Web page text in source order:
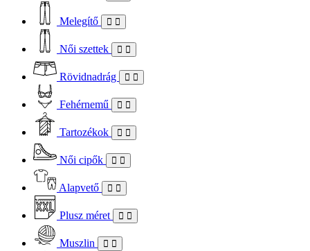
Melegítő
Női szettek
Rövidnadrág
Fehérnemű
Tartozékok
Női cipők
Alapvető
Plusz méret
Muszlin